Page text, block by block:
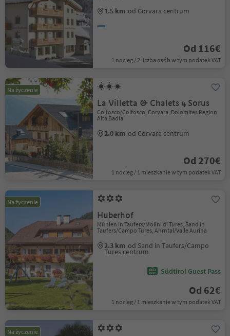
1.5 km od Corvara centrum
Od 116€
1 nocleg / 2 liczba osób w tym podatek VAT
Na życzenie
La Villetta & Chalets 4 Sorus
Colfosco/Colfosco, Corvara, Dolomites Region
Alta Badia
2.0 km od Corvara centrum
Od 270€
1 nocleg / 1 mieszkanie w tym podatek VAT
Na życzenie
Huberhof
Mühlen in Taufers/Molini di Tures, Sand in
Taufers/Campo Tures, Ahrntal/Valle Aurina
2.3 km od Sand in Taufers/Campo
Tures centrum
Südtirol Guest Pass
Od 62€
1 nocleg / 1 mieszkanie w tym podatek VAT
Na życzenie